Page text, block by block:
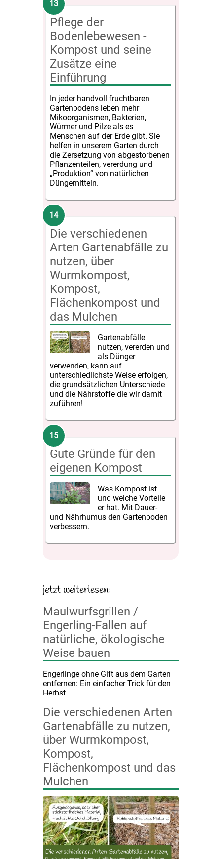
Pflege der
Bodenlebewesen -
Kompost und seine
Zusätze eine
Einführung
In jeder handvoll fruchtbaren
Gartenbodens leben mehr
Mikoorganismen, Bakterien,
Würmer und Pilze als es
Menschen auf der Erde gibt. Sie
helfen in unserem Garten durch
die Zersetzung von abgestorbenen
Pflanzenteilen, vererdung und
„Produktion“ von natürlichen
Düngemitteln.
Die verschiedenen
Arten Gartenabfälle zu
nutzen, über
Wurmkompost,
Kompost,
Flächenkompost und
das Mulchen
Gartenabfälle
nutzen, vererden und
als Dünger
verwenden, kann auf
unterschiedlichste Weise erfolgen,
die grundsätzlichen Unterschiede
und die Nährstoffe die wir damit
zuführen!
Gute Gründe für den
eigenen Kompost
Was Kompost ist
und welche Vorteile
er hat. Mit Dauer-
und Nährhumus den Gartenboden
verbessern.
Maulwurfsgrillen /
Engerling-Fallen auf
natürliche, ökologische
Weise bauen
Engerlinge ohne Gift aus dem Garten
entfernen: Ein einfacher Trick für den
Herbst.
Die verschiedenen Arten
Gartenabfälle zu nutzen,
über Wurmkompost,
Kompost,
Flächenkompost und das
Mulchen